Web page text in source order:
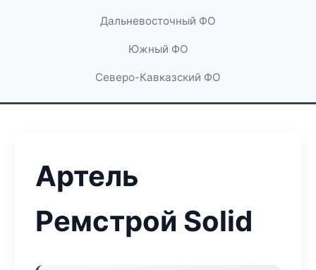
Дальневосточный ФО
Южный ФО
Северо-Кавказский ФО
Артель
Ремстрой Solid